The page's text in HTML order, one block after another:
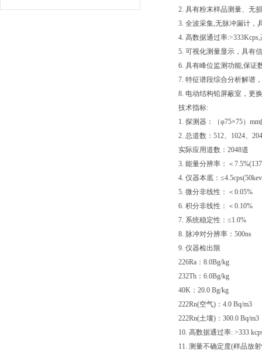
2. 具有粉末样品测量、无
3. 全波采集,无脉冲漏计，
4. 高数据通过率
5. 可视化测量显示，具有
6. 具有峰位监测功能,保证
7. 特征谱段综合分析解谱
8. 电动结构铅屏蔽室，更
技术指标:
1. 探测器：（φ75×75）
2. 总道数：512、1024、
实际应用道数：2048道
3. 能量分辨率：＜
4. 仪器本底：
5. 微分非线性：＜0.05%
6. 积分非线性：＜0.10%
7. 系统稳定性：≤1.0%
8. 脉冲对分辨率：500ns
9. 仪器检出限
226Ra：8.0Bg/kg
232Th：6.0Bg/kg
40K：20.0 Bg/kg
222Rn(空气)：4.0 Bq/m3
222Rn(土壤)：300.0 Bq/m3
10. 高数据通过率: >333
11. 测量不确定度(样品放